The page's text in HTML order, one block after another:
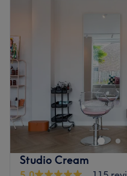
Gebruikte merken en
producten van L'oréal
De extra’s: kindvriendelijk
HD Colorhouse in het
zomaar een kapsalon; het
kapsalon waar je je in
heeft deze salon de
van stylisten, coloristen
knippen, kleuren en
Studio Cream